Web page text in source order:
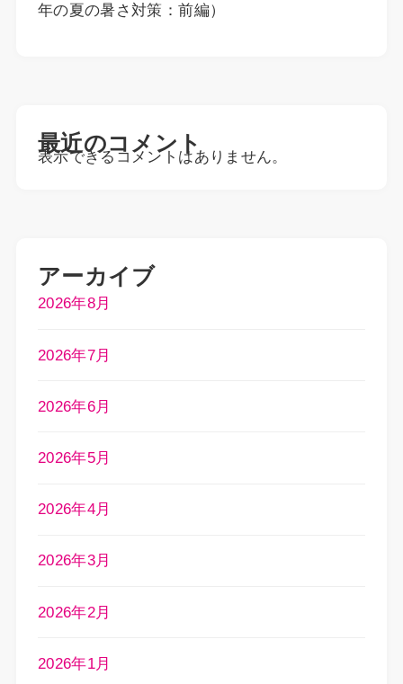
年の夏の暑さ対策：前編）
最近のコメント
表示できるコメントはありません。
アーカイブ
2026年8月
2026年7月
2026年6月
2026年5月
2026年4月
2026年3月
2026年2月
2026年1月